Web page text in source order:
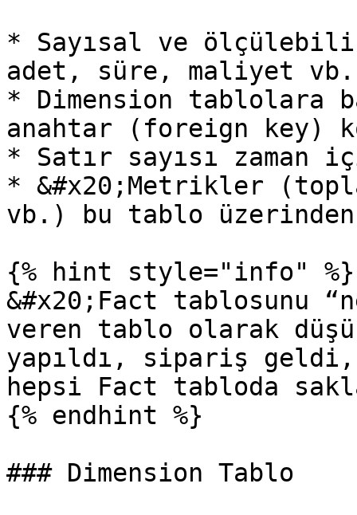
* Sayısal ve
adet, süre, maliyet
* Dimension tablolara
anahtar (foreign key)
* Satır sayısı zaman
* &#x20;Metrikler
vb.) bu tablo üzerinden
{% hint style="info" %}
&#x20;Fact tablosunu
veren tablo olarak
yapıldı, sipariş geldi,
hepsi Fact tabloda
{% endhint %}
### Dimension Tablo